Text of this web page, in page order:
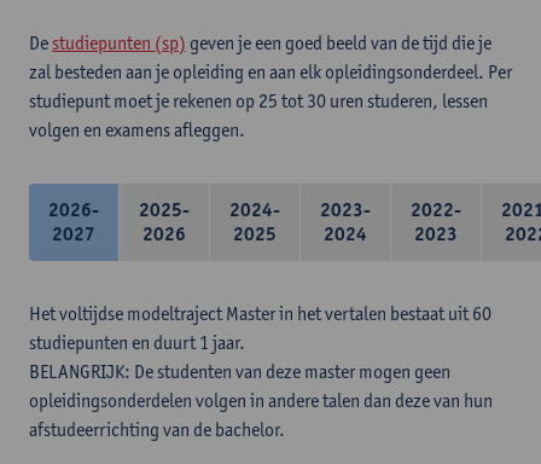
De studiepunten (sp) geven je een goed beeld van de tijd die je
zal besteden aan je opleiding en aan elk opleidingsonderdeel. Per
studiepunt moet je rekenen op 25 tot 30 uren studeren, lessen
volgen en examens afleggen.
2026-
2027
2025-
2026
2024-
2025
2023-
2024
2022-
2023
Het voltijdse modeltraject Master in het vertalen bestaat uit 60
studiepunten en duurt 1 jaar.
BELANGRIJK: De studenten van deze master mogen geen
opleidingsonderdelen volgen in andere talen dan deze van hun
afstudeerrichting van de bachelor.